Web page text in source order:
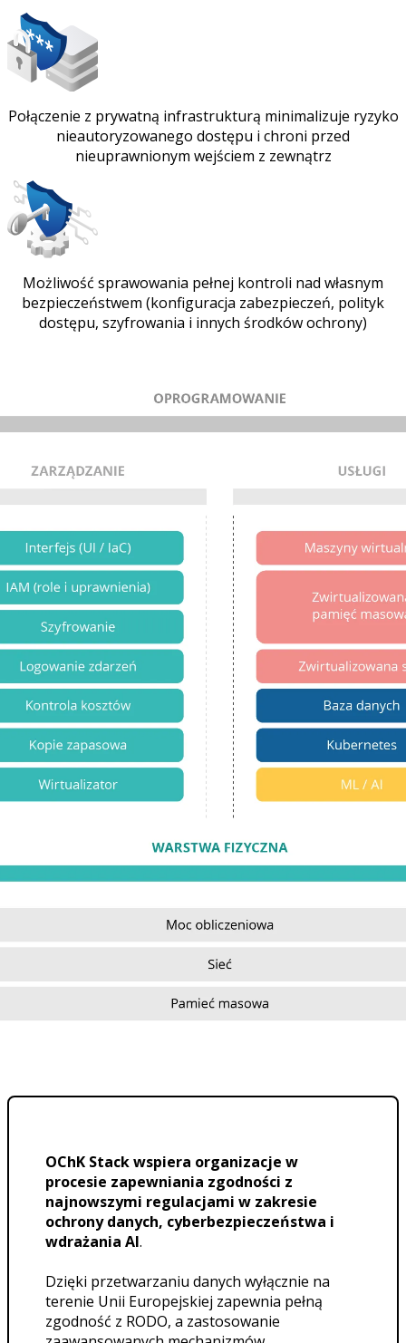
Połączenie z prywatną infrastrukturą minimalizuje ryzyko
nieautoryzowanego dostępu i chroni przed
nieuprawnionym wejściem z zewnątrz
Możliwość sprawowania pełnej kontroli nad własnym
bezpieczeństwem (konfiguracja zabezpieczeń, polityk
dostępu, szyfrowania i innych środków ochrony)
OChK Stack wspiera organizacje w
procesie zapewniania zgodności z
najnowszymi regulacjami w zakresie
ochrony danych, cyberbezpieczeństwa i
wdrażania AI.
Dzięki przetwarzaniu danych wyłącznie na
terenie Unii Europejskiej zapewnia pełną
zgodność z RODO, a zastosowanie